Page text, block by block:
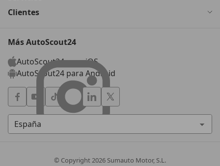
Clientes
Más AutoScout24
AutoScout24 para iOS
AutoScout24 para Android
© Copyright2026 Sumauto Motor, S.L.